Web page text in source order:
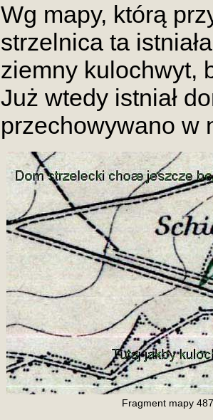
Wg mapy, którą
strzelnica ta
ziemny kulochwyt,
Już wtedy istniał
przechowywano w
Fragment mapy